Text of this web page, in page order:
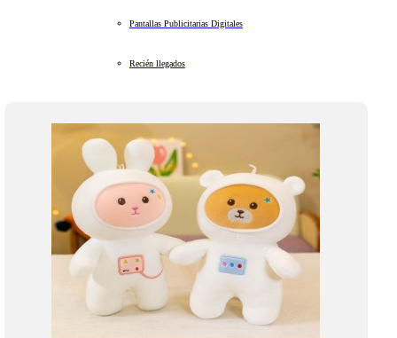
Pantallas Publicitarias Digitales
Recién llegados